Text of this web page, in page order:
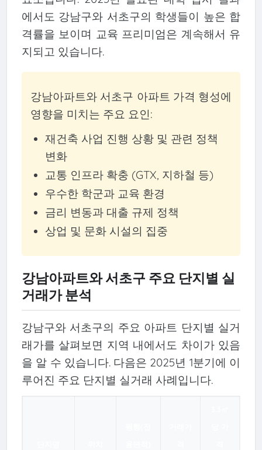
에서도 강남구와 서초구의 학생들이 높은 합
격률을 보이며 교육 프리미엄은 계속해서 유
지되고 있습니다.
강남아파트와 서초구 아파트 가격 형성에
영향을 미치는 주요 요인:
재건축 사업 진행 상황 및 관련 정책
변화
교통 인프라 확충 (GTX, 지하철 등)
우수한 학군과 교육 환경
금리 변동과 대출 규제 정책
상업 및 문화 시설의 집중
강남아파트와 서초구 주요 단지별 실
거래가 분석
강남구와 서초구의 주요 아파트 단지별 실거
래가를 살펴보면 지역 내에서도 차이가 있음
을 알 수 있습니다. 다음은 2025년 1분기에 이
루어진 주요 단지별 실거래 사례입니다.